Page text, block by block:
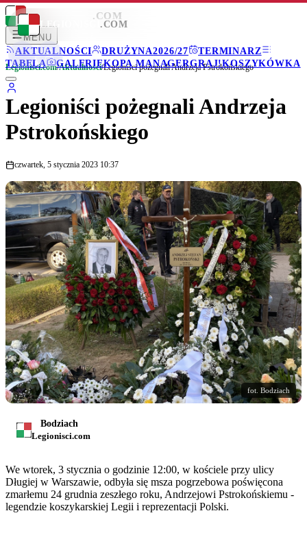
LEGIONISCI .COM
MENU
AKTUALNOŚCI
DRUŻYNA2026/27
TERMINARZ
TABELA
GALERIEKOPA MANAGERGRAJ!KOSZYKÓWKA
LEGIONISCI .COM
Legionisci.com/Aktualności/Legioniści pożegnali Andrzeja Pstrokońskiego
Legioniści pożegnali Andrzeja
Pstrokońskiego
czwartek, 5 stycznia 2023 10:37
fot. Bodziach
Bodziach
Legionisci.com
We wtorek, 3 stycznia o godzinie 12:00, w kościele przy ulicy
Długiej w Warszawie, odbyła się msza pogrzebowa poświęcona
zmarłemu 24 grudnia zeszłego roku, Andrzejowi Pstrokońskiemu -
legendzie koszykarskiej Legii i reprezentacji Polski.